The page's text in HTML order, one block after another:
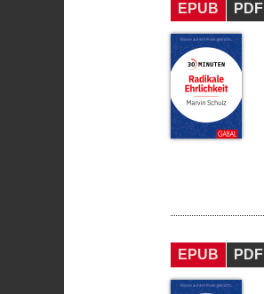
EPUB PDF
EPUB PDF